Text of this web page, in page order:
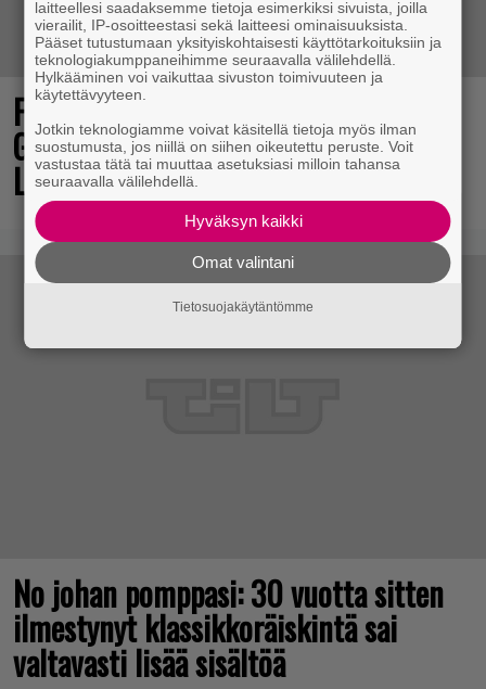
Final Fantasy VII Revelation näytillä
Gamescom-messujen Opening Night
Live -tapahtumassa
No johan pomppasi: 30 vuotta sitten
ilmestynyt klassikkoräiskintä sai
valtavasti lisää sisältöä
laitteellesi saadaksemme tietoja esimerkiksi sivuista, joilla
vierailit, IP-osoitteestasi sekä laitteesi ominaisuuksista.
Pääset tutustumaan yksityiskohtaisesti käyttötarkoituksiin ja
teknologiakumppaneihimme seuraavalla välilehdellä.
Hylkääminen voi vaikuttaa sivuston toimivuuteen ja
käytettävyyteen.
Jotkin teknologiamme voivat käsitellä tietoja myös ilman
suostumusta, jos niillä on siihen oikeutettu peruste. Voit
vastustaa tätä tai muuttaa asetuksiasi milloin tahansa
seuraavalla välilehdellä.
Hyväksyn kaikki
Omat valintani
Tietosuojakäytäntömme